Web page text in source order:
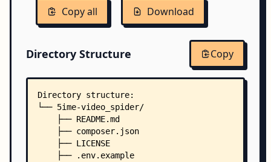
Copy all Download
Directory Structure Copy
Directory structure:
└── 5ime-video_spider/
    ├── README.md
    ├── composer.json
    ├── LICENSE
    ├── .env.example